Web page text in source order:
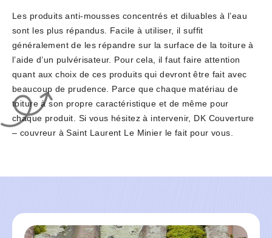
Les produits anti-mousses concentrés et diluables à l’eau
sont les plus répandus. Facile à utiliser, il suffit
généralement de les répandre sur la surface de la toiture à
l’aide d’un pulvérisateur. Pour cela, il faut faire attention
quant aux choix de ces produits qui devront être fait avec
beaucoup de prudence. Parce que chaque matériau de
toiture à son propre caractéristique et de même pour
chaque produit. Si vous hésitez à intervenir, DK Couverture
– couvreur à Saint Laurent Le Minier le fait pour vous.